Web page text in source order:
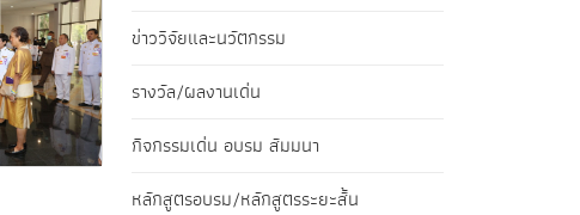
ข่าววิจัยและนวัตกรรม
รางวัล/ผลงานเด่น
กิจกรรมเด่น อบรม สัมมนา
หลักสูตรอบรม/หลักสูตรระยะสั้น